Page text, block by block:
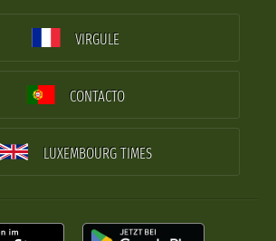
VIRGULE
CONTACTO
LUXEMBOURG TIMES